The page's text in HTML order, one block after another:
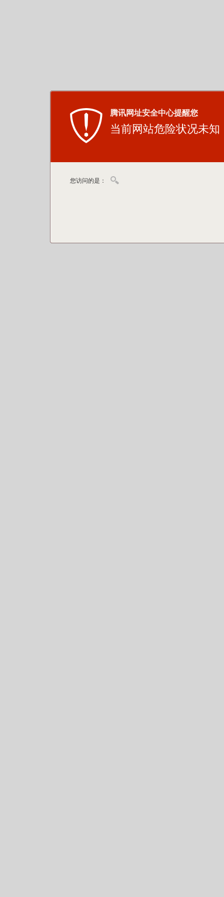
腾讯网址安全中心提醒您
当前网站危险状况未知
您访问的是：